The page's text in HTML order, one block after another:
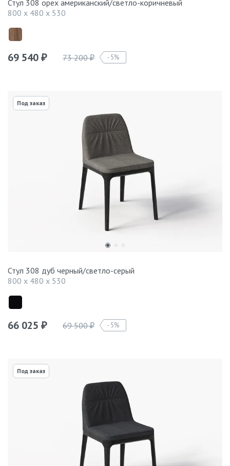
Стул 308 орех американский/светло-коричневый
800 x 480 x 530
69 540 ₽ 73 200₽ 5%
Под заказ
Стул 308 дуб черный/светло-серый
800 x 480 x 530
66 025 ₽ 69 500₽ 5%
Под заказ